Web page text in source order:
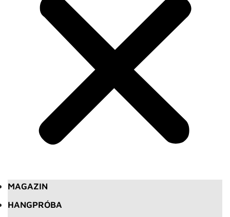
MAGAZIN
HANGPRÓBA